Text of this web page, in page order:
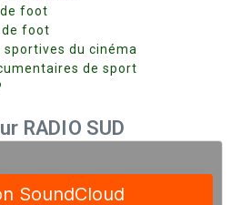
foot
de foot
du cinéma
de sport
RADIO SUD